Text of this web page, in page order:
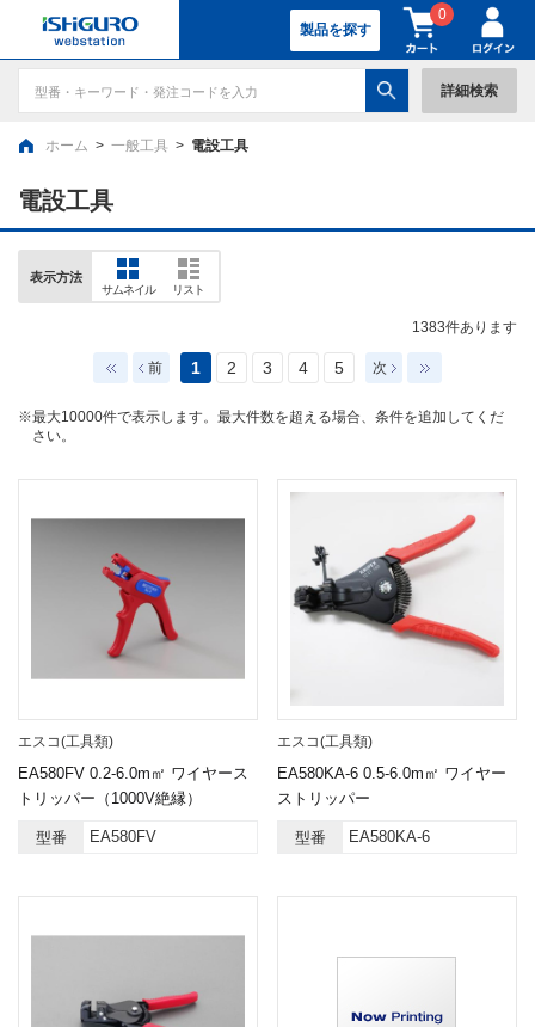
製品を探す
0
詳細検索
ホーム > 一般工具 > 電設工具
電設工具
表示方法
サムネイル リスト
1383件あります
前 1 2 3 4 5 次
※最大10000件で表示します。最大件数を超える場合、条件を追加してくだ
さい。
エスコ(工具類)
EA580FV 0.2-6.0m㎡ ワイヤース
トリッパー（1000V絶縁）
型番 EA580FV
エスコ(工具類)
EA580KA-6 0.5-6.0m㎡ ワイヤー
ストリッパー
型番 EA580KA-6